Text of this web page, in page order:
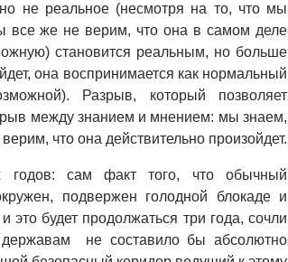
не реальное (несмотря на то, что мы
все же не верим, что она в самом деле
становится реальным, но больше
она воспринимается как нормальный
Разрыв, который позволяет
между знанием и мнением: мы знаем,
что она действительно произойдет.
годов: сам факт того, что обычный
подвержен голодной блокаде и
будет продолжаться три года, сочли
не составило бы абсолютно